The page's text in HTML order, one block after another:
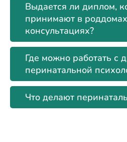
Выдается ли диплом,
принимают в
консультациях?
Где можно работать с
перинатальной
Что делают